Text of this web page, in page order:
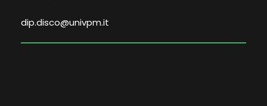
dip.disco@univpm.it